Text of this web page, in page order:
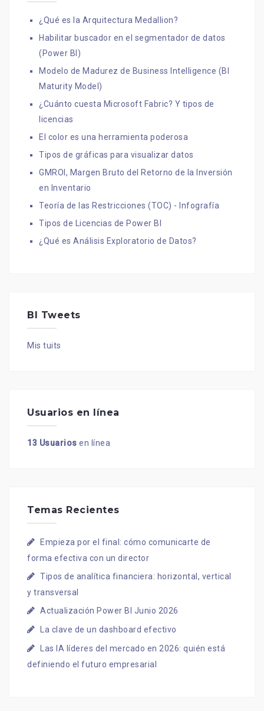
¿Qué es la Arquitectura Medallion?
Habilitar buscador en el segmentador de datos
(Power BI)
Modelo de Madurez de Business Intelligence (BI
Maturity Model)
¿Cuánto cuesta Microsoft Fabric? Y tipos de
licencias
El color es una herramienta poderosa
Tipos de gráficas para visualizar datos
GMROI, Margen Bruto del Retorno de la Inversión
en Inventario
Teoría de las Restricciones (TOC) - Infografía
Tipos de Licencias de Power BI
¿Qué es Análisis Exploratorio de Datos?
BI Tweets
Mis tuits
Usuarios en línea
13 Usuarios en línea
Temas Recientes
Empieza por el final: cómo comunicarte de
forma efectiva con un director
Tipos de analítica financiera: horizontal, vertical
y transversal
Actualización Power BI Junio 2026
La clave de un dashboard efectivo
Las IA líderes del mercado en 2026: quién está
definiendo el futuro empresarial